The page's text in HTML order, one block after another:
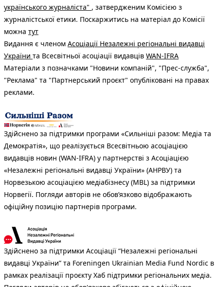
українського журналіста" , затвердженим Комісією з
журналістської етики. Поскаржитись на матеріал до Комісії
можна тут
Видання є членом Асоціації Незалежні регіональні видавці
України та Всесвітньої асоціації видавців WAN-IFRA
Матеріали з позначками "Новини компаній", "Прес-служба",
"Реклама" та "Партнерський проєкт" опубліковані на правах
реклами.
Здійснено за підтримки програми «Сильніші разом: Медіа та
Демократія», що реалізується Всесвітньою асоціацією
видавців новин (WAN-IFRA) у партнерстві з Асоціацією
«Незалежні регіональні видавці України» (АНРВУ) та
Норвезькою асоціацією медіабізнесу (MBL) за підтримки
Норвегії. Погляди авторів не обов’язково відображають
офіційну позицію партнерів програми.
Здійснено за підтримки Асоціації “Незалежні регіональні
видавці України” та Foreningen Ukrainian Media Fund Nordic в
рамках реалізації проєкту Хаб підтримки регіональних медіа.